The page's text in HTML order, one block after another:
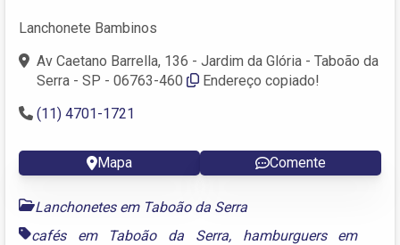
Lanchonete Bambinos
Av Caetano Barrella, 136 - Jardim da Glória - Taboão da
Serra - SP - 06763-460
Endereço copiado!
(11) 4701-1721
Mapa Comente
Lanchonetes em Taboão da Serra
cafés em Taboão da Serra, hamburguers em